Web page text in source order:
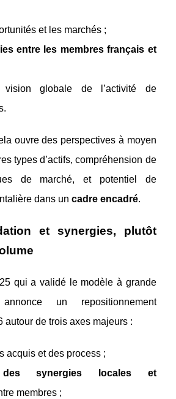
et les marchés ;
entre les membres français et
vision globale de l’activité de
ouvre des perspectives à moyen
types d’actifs, compréhension de
de marché, et potentiel de
dans un cadre encadré.
et synergies, plutôt
qui a validé le modèle à grande
un repositionnement
autour de trois axes majeurs :
acquis et des process ;
des synergies locales et
membres ;